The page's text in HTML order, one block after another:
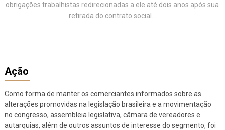
obrigações trabalhistas redirecionadas a ele até dois anos após sua
retirada do contrato social...
Ação
Como forma de manter os comerciantes informados sobre as
alterações promovidas na legislação brasileira e a movimentação
no congresso, assembleia legislativa, câmara de vereadores e
autarquias, além de outros assuntos de interesse do segmento, foi